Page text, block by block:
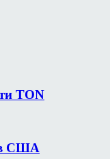
TON
в США